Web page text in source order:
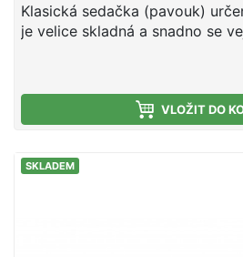
Klasická sedačka (pavouk)
je velice skladná a snadno se
31 cm Rozměr sedáku 30 x 30
VLOŽIT DO
SKLADEM